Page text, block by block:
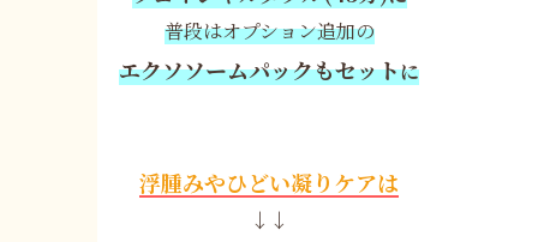
普段はオプション追加の
エクソソームパックもセットに
浮腫みやひどい凝りケアは
↓↓